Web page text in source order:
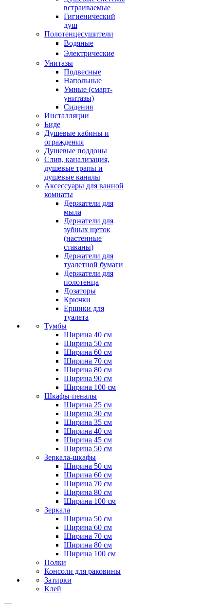
встраиваемые
Гигиенический
душ
Полотенцесушители
ㅤВодяные
ㅤЭлектрические
Унитазы
Подвесные
Напольные
Умные (смарт-
унитазы)
Сидения
Инсталляции
Биде
Душевые кабины и
ограждения
Душевые поддоны
Слив, канализация,
душевые трапы и
душевые каналы
Аксессуары для ванной
комнаты
Держатели для
мыла
Держатели для
зубных щеток
(настенные
стаканы)
Держатели для
туалетной бумаги
Держатели для
полотенца
Дозаторы
Крючки
Ершики для
туалета
Тумбы
Ширина 40 см
Ширина 50 см
Ширина 60 см
Ширина 70 см
Ширина 80 см
Ширина 90 см
Ширина 100 см
Шкафы-пеналы
Ширина 25 см
Ширина 30 см
Ширина 35 см
Ширина 40 см
Ширина 45 см
Ширина 50 см
Зеркала-шкафы
Ширина 50 см
Ширина 60 см
Ширина 70 см
Ширина 80 см
Ширина 100 см
Зеркала
Ширина 50 см
Ширина 60 см
Ширина 70 см
Ширина 80 см
Ширина 100 см
Полки
Консоли для раковины
Затирки
Клей